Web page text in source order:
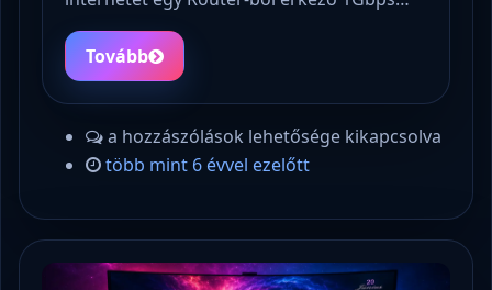
Tovább
a hozzászólások lehetősége kikapcsolva
több mint 6 évvel ezelőtt